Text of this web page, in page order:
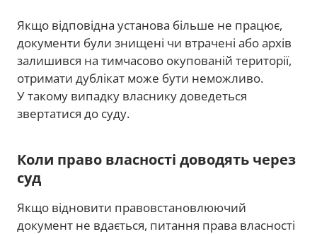
Якщо відповідна установа більше не працює,
документи були знищені чи втрачені або архів
залишився на тимчасово окупованій території,
отримати дублікат може бути неможливо.
У такому випадку власнику доведеться
звертатися до суду.
Коли право власності доводять через
суд
Якщо відновити правовстановлюючий
документ не вдається, питання права власності